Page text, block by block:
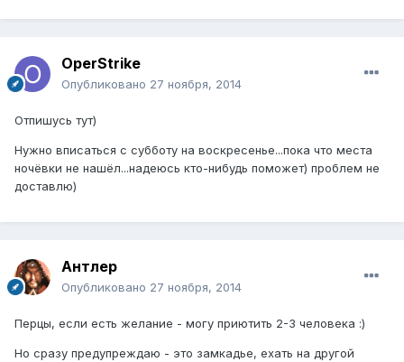
OperStrike
Опубликовано 27 ноября, 2014
Отпишусь тут)
Нужно вписаться с субботу на воскресенье...пока что места
ночёвки не нашёл...надеюсь кто-нибудь поможет) проблем не
доставлю)
Антлер
Опубликовано 27 ноября, 2014
Перцы, если есть желание - могу приютить 2-3 человека :)
Но сразу предупреждаю - это замкадье, ехать на другой